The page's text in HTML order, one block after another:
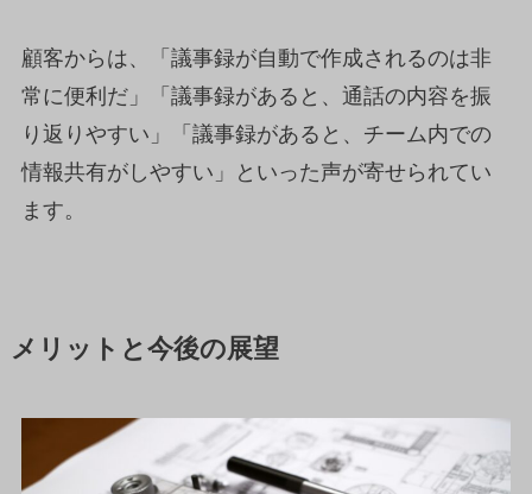
顧客からは、「議事録が自動で作成されるのは非
常に便利だ」「議事録があると、通話の内容を振
り返りやすい」「議事録があると、チーム内での
情報共有がしやすい」といった声が寄せられてい
ます。
メリットと今後の展望